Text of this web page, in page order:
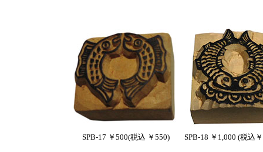
SPB-17 ￥500(税込 ￥550) SPB-18 ￥1,000 (税込